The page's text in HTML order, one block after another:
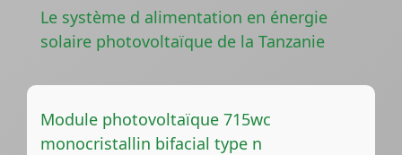
Le système d alimentation en énergie
solaire photovoltaïque de la Tanzanie
Module photovoltaïque 715wc
monocristallin bifacial type n